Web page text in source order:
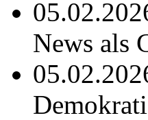
News als